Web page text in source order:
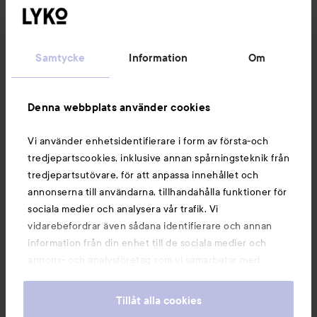
Samtycke Information Om
Denna webbplats använder cookies
Vi använder enhetsidentifierare i form av första-och
tredjepartscookies, inklusive annan spårningsteknik från
tredjepartsutövare, för att anpassa innehållet och
annonserna till användarna, tillhandahålla funktioner för
sociala medier och analysera vår trafik. Vi
vidarebefordrar även sådana identifierare och annan
information från din enhet till de sociala medier och
annons- och analysföretag som vi samarbetar med.
information som du har tillhandahållit eller som de har
Tillåt alla cookies
Du kanske också gillar